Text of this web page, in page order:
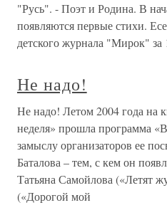
"Русь". - Поэт и Родина. В
появляются первые стихи.
детского журнала "Мирок" за
Не надо!
Не надо! Летом 2004 года на
неделя» прошла программа
замыслу организаторов ее
Баталова – тем, с кем он
Татьяна Самойлова («Летят
(«Дорогой мой